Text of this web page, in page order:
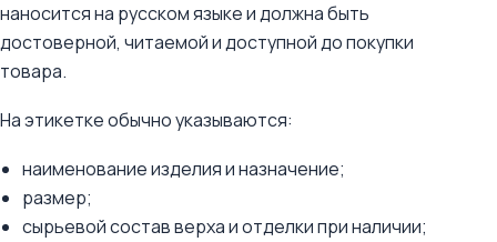
наносится на русском языке и должна быть
достоверной, читаемой и доступной до покупки
товара.
На этикетке обычно указываются:
наименование изделия и назначение;
размер;
сырьевой состав верха и отделки при наличии;